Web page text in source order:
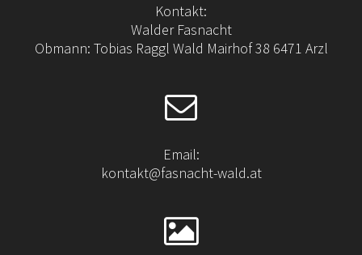
Kontakt:
Walder Fasnacht
Obmann: Tobias Raggl Wald Mairhof 38 6471 Arzl
Email:
kontakt@fasnacht-wald.at